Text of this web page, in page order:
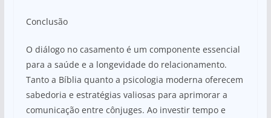
Conclusão
O diálogo no casamento é um componente essencial
para a saúde e a longevidade do relacionamento.
Tanto a Bíblia quanto a psicologia moderna oferecem
sabedoria e estratégias valiosas para aprimorar a
comunicação entre cônjuges. Ao investir tempo e